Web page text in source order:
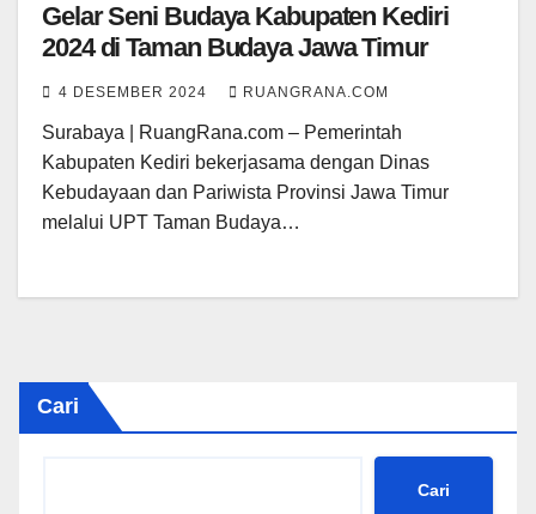
Gelar Seni Budaya Kabupaten Kediri
2024 di Taman Budaya Jawa Timur
4 DESEMBER 2024 RUANGRANA.COM
Surabaya | RuangRana.com – Pemerintah
Kabupaten Kediri bekerjasama dengan Dinas
Kebudayaan dan Pariwista Provinsi Jawa Timur
melalui UPT Taman Budaya…
Cari
Cari